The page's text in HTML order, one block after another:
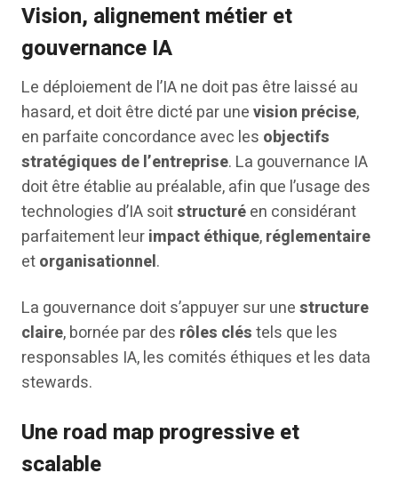
Vision, alignement métier et
gouvernance IA
Le déploiement de l’IA ne doit pas être laissé au
hasard, et doit être dicté par unevision précise,
en parfaite concordance avec les objectifs
stratégiques de l’entreprise. La gouvernance IA
doit être établie au préalable, afin que l’usage des
technologies d’IA soitstructuréen considérant
parfaitement leurimpact éthique,réglementaire
etorganisationnel.
La gouvernance doit s’appuyer sur unestructure
claire, bornée par des rôles cléstels que les
responsables IA, les comités éthiques et les data
stewards.
Une road map progressive et
scalable